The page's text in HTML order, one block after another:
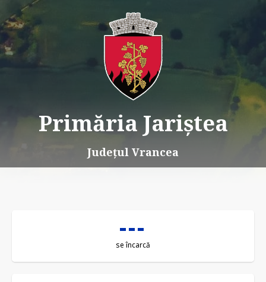
Primăria Jariștea
Județul Vrancea
se încarcă